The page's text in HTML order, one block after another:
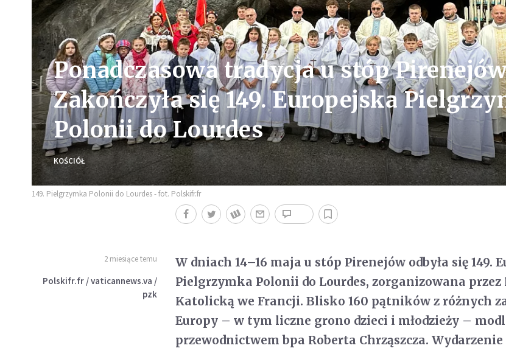
Ponadczasowa tradycja u stóp
Zakończyła się 149. Europejska
Polonii do Lourdes
KOŚCIÓŁ
149. Pielgrzymka Polonii do Lourdes - fot. Polskifr.fr
2 miesiące temu
Polskifr.fr / vaticannews.va /
pzk
W dniach 14–16 maja u stóp Pirenejów odbyła się 149.
Pielgrzymka Polonii do Lourdes, zorganizowana przez
Katolicką we Francji. Blisko 160 pątników z różnych
Europy – w tym liczne grono dzieci i młodzieży –
przewodnictwem bpa Roberta Chrząszcza. Wydarzenie